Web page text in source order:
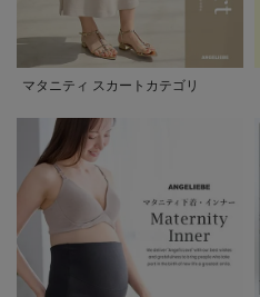
マタニティ スカートカテゴリ